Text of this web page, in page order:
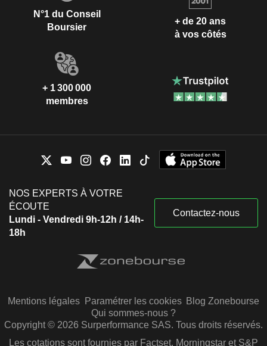
N°1 du Conseil
Boursier
+ de 20 ans
à vos côtés
+ 1 300 000
membres
NOS EXPERTS À VOTRE
ÉCOUTE
Lundi - Vendredi 9h-12h / 14h-
18h
Contactez-nous
Mentions légales Paramétrer les cookies Blog Zonebourse
Qui sommes-nous ?
Copyright © 2026 Surperformance SAS. Tous droits réservés.
Les cotations sont fournies par Factset, Morningstar et S&P